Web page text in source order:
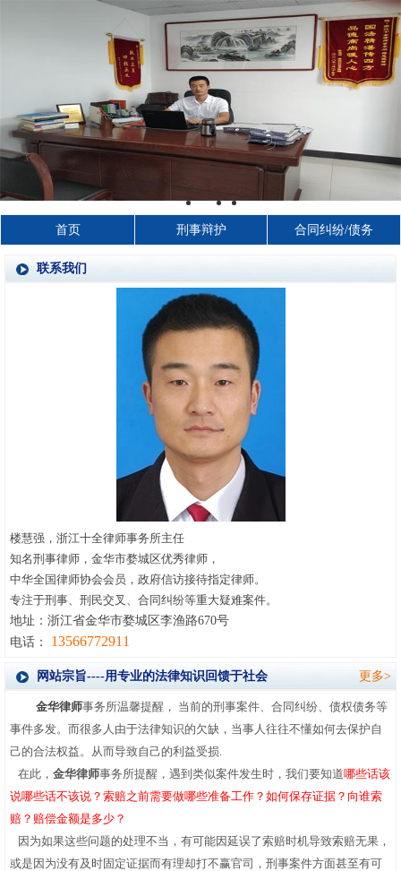
首页 刑事辩护 合同纠纷/债务
联系我们
楼慧强，浙江十全律师事务所主任
知名刑事律师，金华市婺城区优秀律师，
中华全国律师协会会员，政府信访接待指定律师。
专注于刑事、刑民交叉、合同纠纷等重大疑难案件。
地址：浙江省金华市婺城区李渔路670号
电话：
13566772911
更多>
网站宗旨----用专业的法律知识回馈于社会
金华律师事务所温馨提醒， 当前的刑事案件、合同纠纷、债权债务等
事件多发。而很多人由于法律知识的欠缺，当事人往往不懂如何去保护自
己的合法权益。从而导致自己的利益受损.
在此， 金华律师事务所提醒，遇到类似案件发生时，我们要知道哪些话该
说哪些话不该说 ？ 索赔之前需要做哪些准备工作？如何保存证据？向谁索
赔？赔偿金额是多少？
因为如果这些问题的处理不当，有可能因延误了索赔时机导致索赔无果，
或是因为没有及时固定证据而有理却打不赢官司，刑事案件方面甚至有可